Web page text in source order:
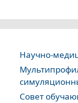
Научно-
Совет